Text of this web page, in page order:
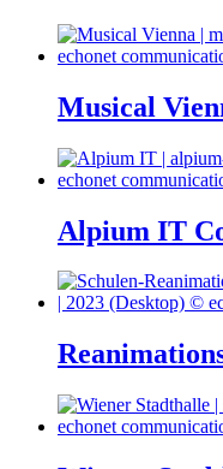
Musical
Alpium IT